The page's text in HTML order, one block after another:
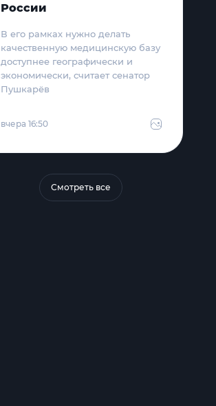
России
В его рамках нужно делать
качественную медицинскую базу
доступнее географически и
экономически, считает сенатор
Пушкарёв
вчера 16:50
Смотреть все